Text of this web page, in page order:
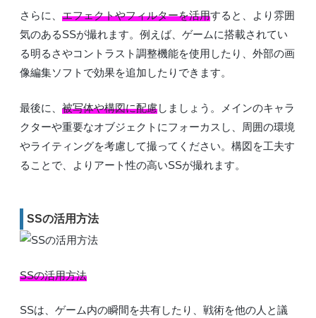
さらに、 エフェクトやフィルターを活用すると、より雰囲
気のあるSSが撮れます。例えば、ゲームに搭載されてい
る明るさやコントラスト調整機能を使用したり、外部の画
像編集ソフトで効果を追加したりできます。
最後に、 被写体や構図に配慮しましょう。メインのキャラ
クターや重要なオブジェクトにフォーカスし、周囲の環境
やライティングを考慮して撮ってください。構図を工夫す
ることで、よりアート性の高いSSが撮れます。
SSの活用方法
SSの活用方法
SSは、ゲーム内の瞬間を共有したり、戦術を他の人と議